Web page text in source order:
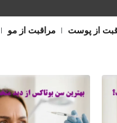
از پوست مراقبت از مو